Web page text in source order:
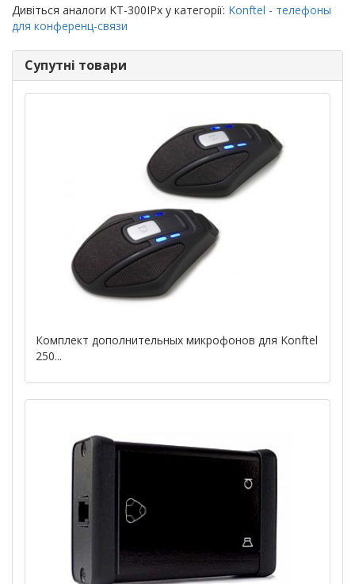
Дивіться аналоги KT-300IPx у категорії: Konftel - телефоны
для конференц-связи
Супутні товари
Комплект дополнительных микрофонов для Konftel
250...